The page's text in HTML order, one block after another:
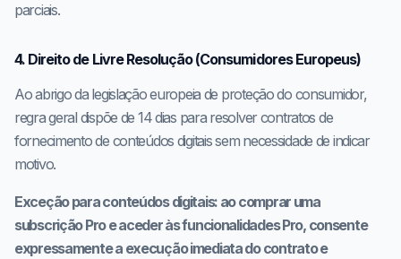
parciais.
4. Direito de Livre Resolução (Consumidores Europeus)
Ao abrigo da legislação europeia de proteção do consumidor,
regra geral dispõe de 14 dias para resolver contratos de
fornecimento de conteúdos digitais sem necessidade de indicar
motivo.
Exceção para conteúdos digitais: ao comprar uma
subscrição Pro e aceder às funcionalidades Pro, consente
expressamente a execução imediata do contrato e